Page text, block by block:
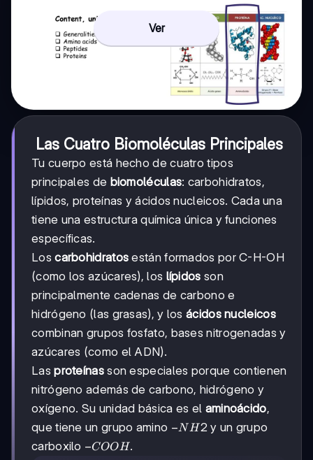
Ver
Las Cuatro Biomoléculas Principales
Tu cuerpo está hecho de cuatro tipos
principales de biomoléculas: carbohidratos,
lípidos, proteínas y ácidos nucleicos. Cada una
tiene una estructura química única y funciones
específicas.
Loscarbohidratos están formados por C-H-OH
(como los azúcares), los lípidos son
principalmente cadenas de carbono e
hidrógeno (las grasas), y losácidos nucleicos
combinan grupos fosfato, bases nitrogenadas y
azúcares (como el ADN).
Lasproteínasson especiales porque contienen
nitrógeno además de carbono, hidrógeno y
oxígeno. Su unidad básica es el aminoácido,
que tiene un grupo amino -
−NH2y un grupo
carboxilo -
−COOH.